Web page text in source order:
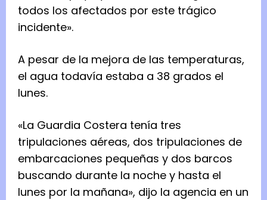
todos los afectados por este trágico
incidente».
A pesar de la mejora de las temperaturas,
el agua todavía estaba a 38 grados el
lunes.
«La Guardia Costera tenía tres
tripulaciones aéreas, dos tripulaciones de
embarcaciones pequeñas y dos barcos
buscando durante la noche y hasta el
lunes por la mañana», dijo la agencia en un